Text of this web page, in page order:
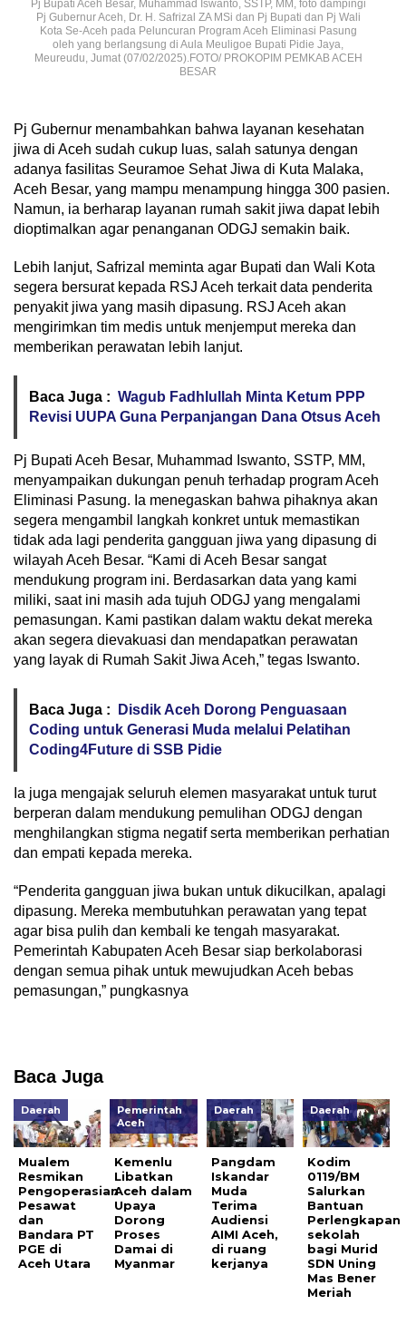
Pj Bupati Aceh Besar, Muhammad Iswanto, SSTP, MM, foto dampingi
Pj Gubernur Aceh, Dr. H. Safrizal ZA MSi dan Pj Bupati dan Pj Wali
Kota Se-Aceh pada Peluncuran Program Aceh Eliminasi Pasung
oleh yang berlangsung di Aula Meuligoe Bupati Pidie Jaya,
Meureudu, Jumat (07/02/2025).FOTO/ PROKOPIM PEMKAB ACEH
BESAR
Pj Gubernur menambahkan bahwa layanan kesehatan
jiwa di Aceh sudah cukup luas, salah satunya dengan
adanya fasilitas Seuramoe Sehat Jiwa di Kuta Malaka,
Aceh Besar, yang mampu menampung hingga 300 pasien.
Namun, ia berharap layanan rumah sakit jiwa dapat lebih
dioptimalkan agar penanganan ODGJ semakin baik.
Lebih lanjut, Safrizal meminta agar Bupati dan Wali Kota
segera bersurat kepada RSJ Aceh terkait data penderita
penyakit jiwa yang masih dipasung. RSJ Aceh akan
mengirimkan tim medis untuk menjemput mereka dan
memberikan perawatan lebih lanjut.
Baca Juga : Wagub Fadhlullah Minta Ketum PPP
Revisi UUPA Guna Perpanjangan Dana Otsus Aceh
Pj Bupati Aceh Besar, Muhammad Iswanto, SSTP, MM,
menyampaikan dukungan penuh terhadap program Aceh
Eliminasi Pasung. Ia menegaskan bahwa pihaknya akan
segera mengambil langkah konkret untuk memastikan
tidak ada lagi penderita gangguan jiwa yang dipasung di
wilayah Aceh Besar. “Kami di Aceh Besar sangat
mendukung program ini. Berdasarkan data yang kami
miliki, saat ini masih ada tujuh ODGJ yang mengalami
pemasungan. Kami pastikan dalam waktu dekat mereka
akan segera dievakuasi dan mendapatkan perawatan
yang layak di Rumah Sakit Jiwa Aceh,” tegas Iswanto.
Baca Juga :
Disdik Aceh Dorong Penguasaan
Coding untuk Generasi Muda melalui Pelatihan
Coding4Future di SSB Pidie
Ia juga mengajak seluruh elemen masyarakat untuk turut
berperan dalam mendukung pemulihan ODGJ dengan
menghilangkan stigma negatif serta memberikan perhatian
dan empati kepada mereka.
“Penderita gangguan jiwa bukan untuk dikucilkan, apalagi
dipasung. Mereka membutuhkan perawatan yang tepat
agar bisa pulih dan kembali ke tengah masyarakat.
Pemerintah Kabupaten Aceh Besar siap berkolaborasi
dengan semua pihak untuk mewujudkan Aceh bebas
pemasungan,” pungkasnya
Baca Juga
Daerah
Mualem
Resmikan
Pengoperasian
Pesawat
dan
Bandara PT
PGE di
Aceh Utara
Pemerintah
Aceh
Kemenlu
Libatkan
Aceh dalam
Upaya
Dorong
Proses
Damai di
Myanmar
Daerah
Pangdam
Iskandar
Muda
Terima
Audiensi
AIMI Aceh,
di ruang
kerjanya
Daerah
Kodim
0119/BM
Salurkan
Bantuan
Perlengkapan
sekolah
bagi Murid
SDN Uning
Mas Bener
Meriah